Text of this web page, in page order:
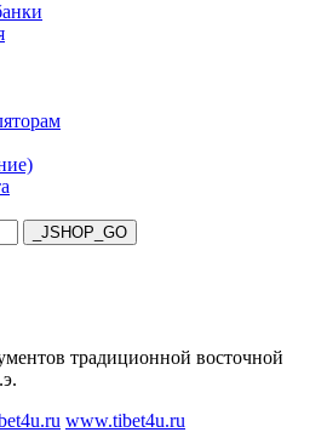
традиционной восточной
www.tibet4u.ru